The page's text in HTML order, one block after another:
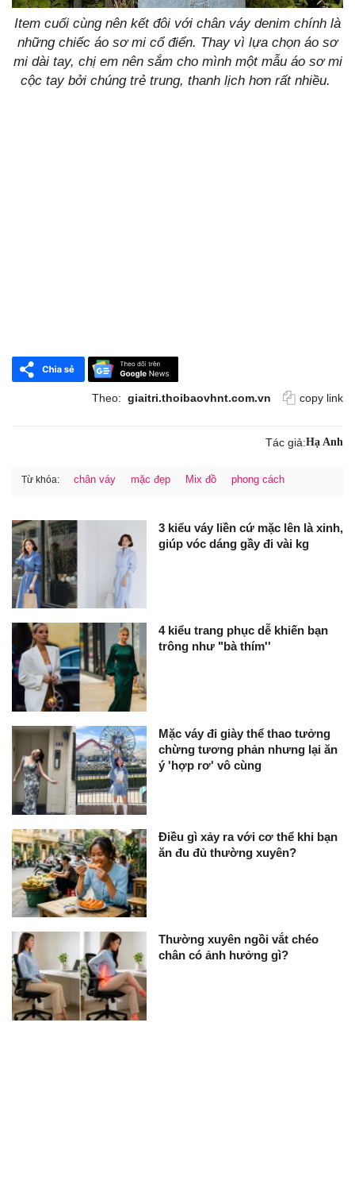
Item cuối cùng nên kết đôi với chân váy denim chính là
những chiếc áo sơ mi cổ điển. Thay vì lựa chọn áo sơ
mi dài tay, chị em nên sắm cho mình một mẫu áo sơ mi
cộc tay bởi chúng trẻ trung, thanh lịch hơn rất nhiều.
Theo: giaitri.thoibaovhnt.com.vn copy link
Tác giả:Hạ Anh
Từ khóa: chân váy mặc đẹp Mix đồ phong cách
3 kiểu váy liền cứ mặc lên là xinh,
giúp vóc dáng gầy đi vài kg
4 kiểu trang phục dễ khiến bạn
trông như "bà thím''
Mặc váy đi giày thể thao tưởng
chừng tương phản nhưng lại ăn
ý 'hợp rơ' vô cùng
Điều gì xảy ra với cơ thể khi bạn
ăn đu đủ thường xuyên?
Thường xuyên ngồi vắt chéo
chân có ảnh hưởng gì?